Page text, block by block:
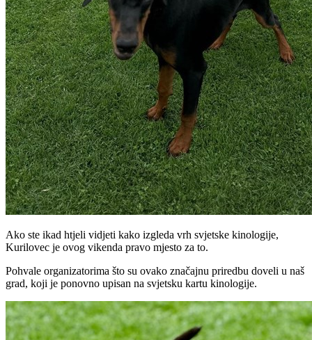
Ako ste ikad htjeli vidjeti kako izgleda vrh svjetske kinologije,
Kurilovec je ovog vikenda pravo mjesto za to.
Pohvale organizatorima što su ovako značajnu priredbu doveli u naš
grad, koji je ponovno upisan na svjetsku kartu kinologije.